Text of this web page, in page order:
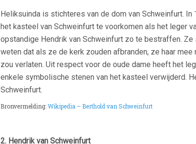
Heliksuinda is stichteres van de dom van Schweinfurt.
het kasteel van Schweinfurt te voorkomen als het leger
opstandige Hendrik van Schweinfurt zo te bestraffen.
weten dat als ze de kerk zouden afbranden, ze haar
zou verlaten. Uit respect voor de oude dame heeft het
enkele symbolische stenen van het kasteel verwijderd.
Schweinfurt.
Bronvermelding:Wikipedia – Berthold van Schweinfurt
2. Hendrik van Schweinfurt